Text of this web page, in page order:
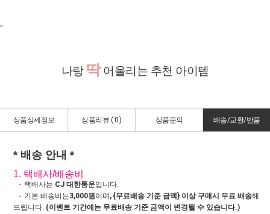
"
나랑 딱어울리는 추천 아이템
상품상세정보 상품리뷰 ( 0) 상품문의 배송/교환/반품
* 배송 안내 *
1. 택배사/배송비
- 택배사는 CJ 대한통운입니다.
- 기본 배송비는3,000원이며 , {무료배송 기준 금액} 이상 구매시 무료 배송해
드립니다. (이벤트 기간에는 무료배송 기준 금액이 변경될 수 있습니다.)